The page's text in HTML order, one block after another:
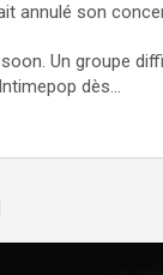
annulé son
Un groupe
dès...